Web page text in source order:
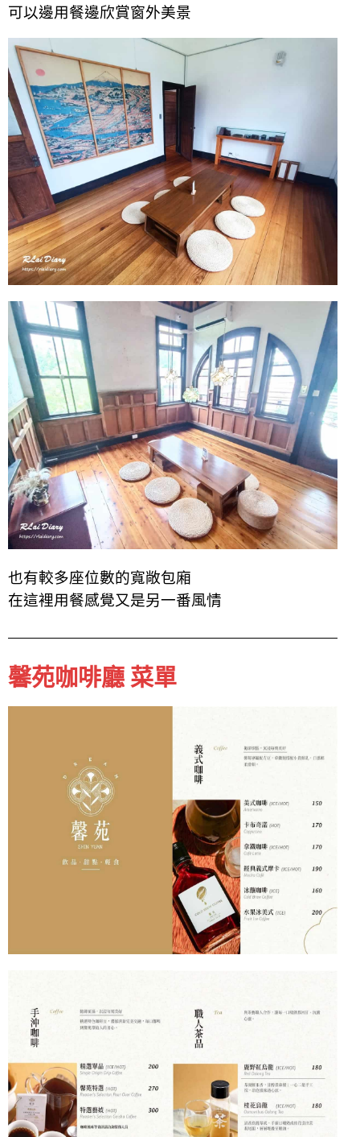
可以邊用餐邊欣賞窗外美景
也有較多座位數的寬敞包廂
在這裡用餐感覺又是另一番風情
馨苑咖啡廳 菜單